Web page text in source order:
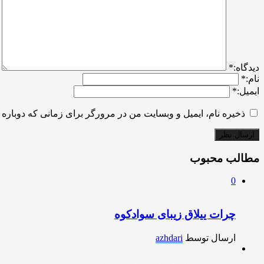
ديدگاه:*
نام:*
ایمیل:*
ذخیره نام، ایمیل و وبسایت من در مرورگر برای زمانی که
مطالب محبوب
0
چرات ییلاق زیبای سوادکوه
ارسال توسط azhdari